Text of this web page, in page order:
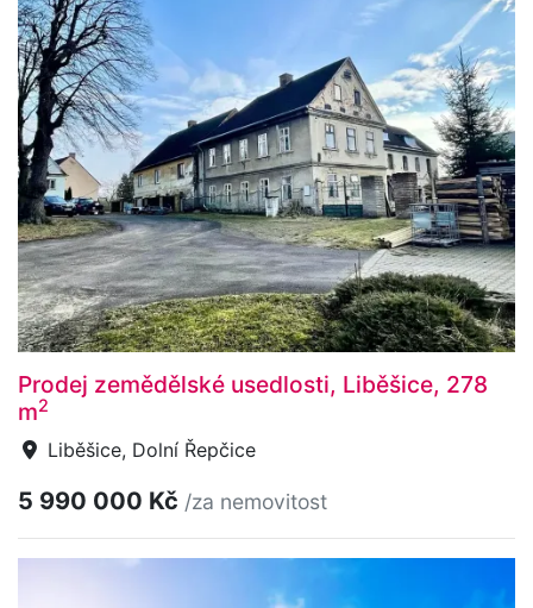
Prodej zemědělské usedlosti, Liběšice, 278
m2
Liběšice, Dolní Řepčice
5 990 000 Kč /za nemovitost